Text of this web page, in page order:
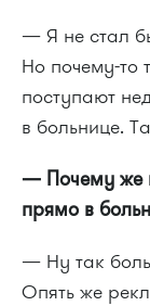
— Я не стал
Но почему-то
поступают
в больнице.
— Почему же
прямо в
— Ну так
Опять же